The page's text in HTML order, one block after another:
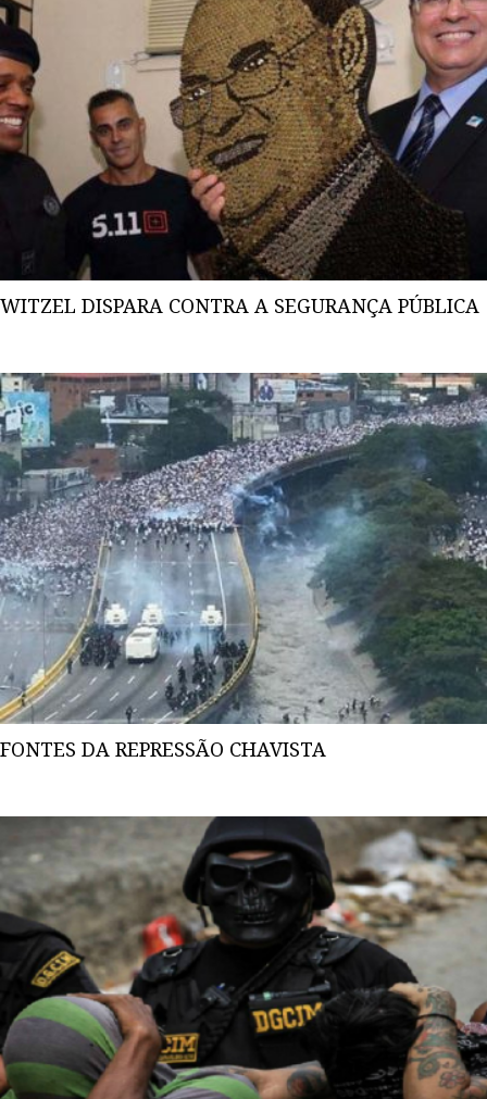
WITZEL DISPARA CONTRA A SEGURANÇA PÚBLICA
FONTES DA REPRESSÃO CHAVISTA